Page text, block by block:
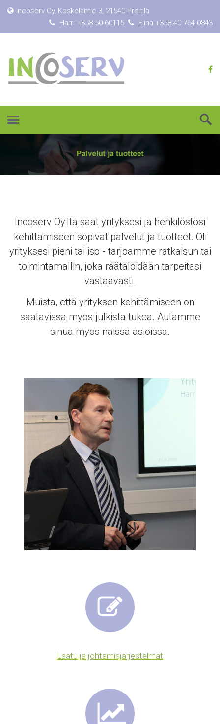
Incoserv Oy, Koskelantie 3, 21540 Preitilä
Harri +358 50 60115
Elina +358 40 764 0843
Incoserv Oy:ltä saat yrityksesi ja henkilöstösi
kehittämiseen sopivat palvelut ja tuotteet. Oli
yrityksesi pieni tai iso - tarjoamme ratkaisun tai
toimintamallin, joka räätälöidään tarpeitasi
vastaavasti.
Muista, että yrityksen kehittämiseen on
saatavissa myös julkista tukea. Autamme
sinua myös näissä asioissa.
Laatu ja johtamisjärjestelmät